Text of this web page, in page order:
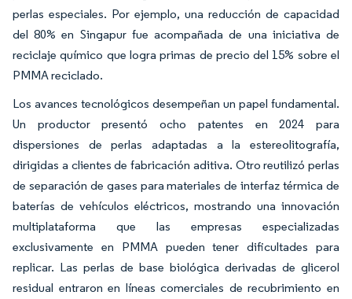
perlas especiales. Por ejemplo, una reducción de capacidad
del 80% en Singapur fue acompañada de una iniciativa de
reciclaje químico que logra primas de precio del 15% sobre el
PMMA reciclado.
Los avances tecnológicos desempeñan un papel fundamental.
Un productor presentó ocho patentes en 2024 para
dispersiones de perlas adaptadas a la estereolitografía,
dirigidas a clientes de fabricación aditiva. Otro reutilizó perlas
de separación de gases para materiales de interfaz térmica de
baterías de vehículos eléctricos, mostrando una innovación
multiplataforma que las empresas especializadas
exclusivamente en PMMA pueden tener dificultades para
replicar. Las perlas de base biológica derivadas de glicerol
residual entraron en líneas comerciales de recubrimiento en